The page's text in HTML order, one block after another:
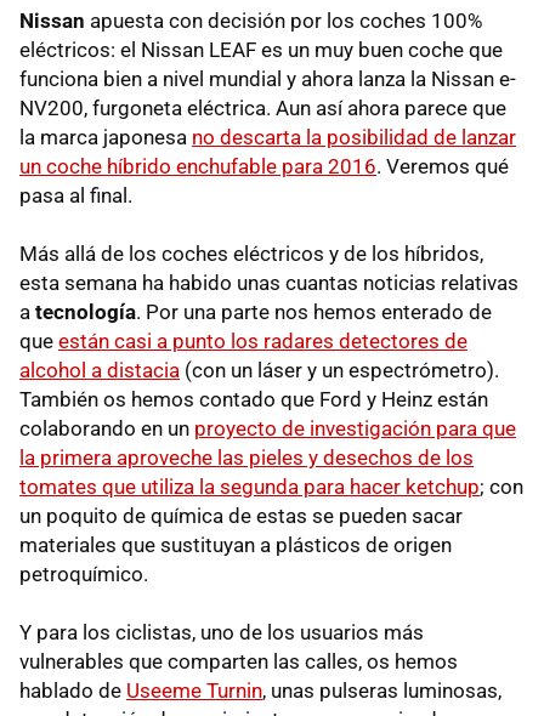
Nissan apuesta con decisión por los coches 100%
eléctricos: el Nissan LEAF es un muy buen coche que
funciona bien a nivel mundial y ahora lanza la Nissan e-
NV200, furgoneta eléctrica. Aun así ahora parece que
la marca japonesa no descarta la posibilidad de lanzar
un coche híbrido enchufable para 2016. Veremos qué
pasa al final.
Más allá de los coches eléctricos y de los híbridos,
esta semana ha habido unas cuantas noticias relativas
a tecnología. Por una parte nos hemos enterado de
que están casi a punto los radares detectores de
alcohol a distacia (con un láser y un espectrómetro).
También os hemos contado que Ford y Heinz están
colaborando en un proyecto de investigación para que
la primera aproveche las pieles y desechos de los
tomates que utiliza la segunda para hacer ketchup; con
un poquito de química de estas se pueden sacar
materiales que sustituyan a plásticos de origen
petroquímico.
Y para los ciclistas, uno de los usuarios más
vulnerables que comparten las calles, os hemos
hablado de Useeme Turnin, unas pulseras luminosas,